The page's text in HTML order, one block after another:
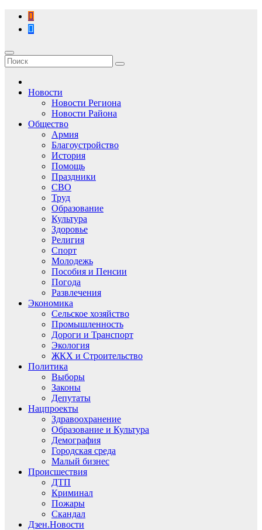
Перейти
содержимому
Новости
Новости Региона
Новости Района
Общество
Армия
Благоустройство
История
Помощь
Праздники
СВО
Труд
Образование
Культура
Здоровье
Религия
Спорт
Молодежь
Пособия и Пенсии
Погода
Развлечения
Экономика
Сельское хозяйство
Промышленность
Дороги и Транспорт
Экология
ЖКХ и Строительство
Политика
Выборы
Законы
Депутаты
Нацпроекты
Здравоохранение
Образование и Культура
Демография
Городская среда
Малый бизнес
Происшествия
ДТП
Криминал
Пожары
Скандал
Дзен.Новости